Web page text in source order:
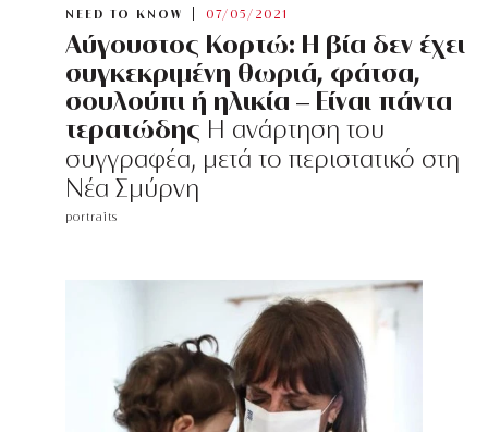
NEED TO KNOW 07/05/2021
Αύγουστος Κορτώ: Η βία δεν έχει
συγκεκριμένη θωριά, φάτσα,
σουλούπι ή ηλικία – Είναι πάντα
τερατώδης Η ανάρτηση του
συγγραφέα, μετά το περιστατικό στη
Νέα Σμύρνη
portraits